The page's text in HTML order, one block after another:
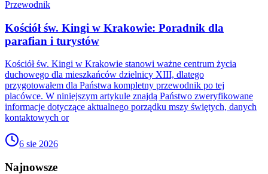
Przewodnik
Kościół św. Kingi w Krakowie: Poradnik dla
parafian i turystów
Kościół św. Kingi w Krakowie stanowi ważne centrum życia
duchowego dla mieszkańców dzielnicy XIII, dlatego
przygotowałem dla Państwa kompletny przewodnik po tej
placówce. W niniejszym artykule znajdą Państwo zweryfikowane
informacje dotyczące aktualnego porządku mszy świętych, danych
kontaktowych or
6 sie 2026
Najnowsze